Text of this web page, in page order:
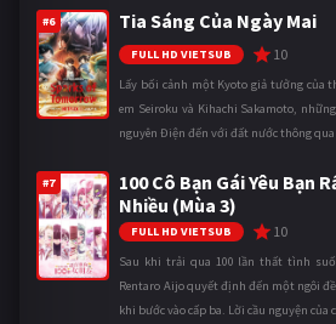
#6 Tia Sáng Của Ngày Mai
FULL HD VIETSUB 10
Lấy bối cảnh một Kyoto giả tưởng của
em Seiroku và Kihachi Sakamoto,
nguyên Điện đến với đất nước thông
#7
100 Cô Bạn Gái Yêu Bạn
Nhiều (Mùa 3)
FULL HD VIETSUB 10
Sau khi trải qua 100 lần thất tình
Rentaro Aijo quyết định đến một ngôi
khi bước vào cấp ba. Lời cầu nguyện của